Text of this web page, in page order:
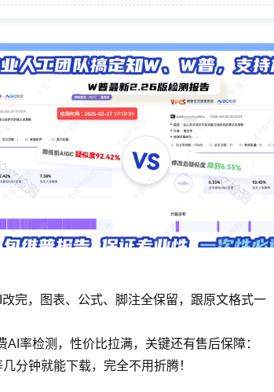
完，图表、公式、脚注全保留，跟原文格式一
率检测，性价比拉满，关键还有售后保障：
分钟就能下载，完全不用折腾！